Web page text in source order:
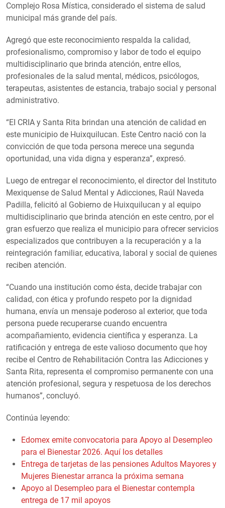
Complejo Rosa Mística, considerado el sistema de salud
municipal más grande del país.
Agregó que este reconocimiento respalda la calidad,
profesionalismo, compromiso y labor de todo el equipo
multidisciplinario que brinda atención, entre ellos,
profesionales de la salud mental, médicos, psicólogos,
terapeutas, asistentes de estancia, trabajo social y personal
administrativo.
“EI CRIA y Santa Rita brindan una atención de calidad en
este municipio de Huixquilucan. Este Centro nació con la
convicción de que toda persona merece una segunda
oportunidad, una vida digna y esperanza”, expresó.
Luego de entregar el reconocimiento, el director del Instituto
Mexiquense de Salud Mental y Adicciones, Raúl Naveda
Padilla, felicitó al Gobierno de Huixquilucan y al equipo
multidisciplinario que brinda atención en este centro, por el
gran esfuerzo que realiza el municipio para ofrecer servicios
especializados que contribuyen a la recuperación y a la
reintegración familiar, educativa, laboral y social de quienes
reciben atención.
“Cuando una institución como ésta, decide trabajar con
calidad, con ética y profundo respeto por la dignidad
humana, envía un mensaje poderoso al exterior, que toda
persona puede recuperarse cuando encuentra
acompañamiento, evidencia científica y esperanza. La
ratificación y entrega de este valioso documento que hoy
recibe el Centro de Rehabilitación Contra las Adicciones y
Santa Rita, representa el compromiso permanente con una
atención profesional, segura y respetuosa de los derechos
humanos”, concluyó.
Continúa leyendo:
Edomex emite convocatoria para Apoyo al Desempleo
para el Bienestar 2026. Aquí los detalles
Entrega de tarjetas de las pensiones Adultos Mayores y
Mujeres Bienestar arranca la próxima semana
Apoyo al Desempleo para el Bienestar contempla
entrega de 17 mil apoyos